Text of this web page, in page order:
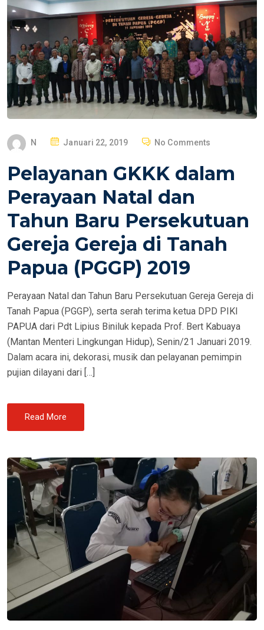
N
S
E
D
N
Januari 22, 2019 No Comments
Pelayanan GKKK dalam
Perayaan Natal dan
Tahun Baru Persekutuan
Gereja Gereja di Tanah
Papua (PGGP) 2019
Perayaan Natal dan Tahun Baru Persekutuan Gereja Gereja di
Tanah Papua (PGGP), serta serah terima ketua DPD PIKI
PAPUA dari Pdt Lipius Biniluk kepada Prof. Bert Kabuaya
(Mantan Menteri Lingkungan Hidup), Senin/21 Januari 2019.
Dalam acara ini, dekorasi, musik dan pelayanan pemimpin
pujian dilayani dari […]
Read More